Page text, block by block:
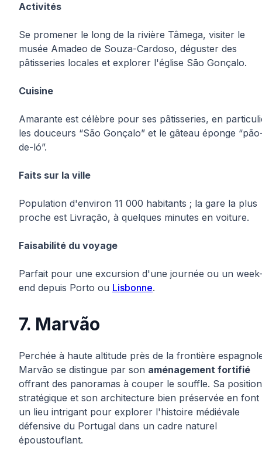
Activités
Se promener le long de la rivière Tâmega, visiter le
musée Amadeo de Souza-Cardoso, déguster des
pâtisseries locales et explorer l'église São Gonçalo.
Cuisine
Amarante est célèbre pour ses pâtisseries, en
les douceurs “São Gonçalo” et le gâteau éponge
de-ló”.
Faits sur la ville
Population d'environ 11 000 habitants ; la gare la plus
proche est Livração, à quelques minutes en voiture.
Faisabilité du voyage
Parfait pour une excursion d'une journée ou un
end depuis Porto ou Lisbonne.
7. Marvão
Perchée à haute altitude près de la frontière
Marvão se distingue par son aménagement fortifié
offrant des panoramas à couper le souffle. Sa position
stratégique et son architecture bien préservée en font
un lieu intrigant pour explorer l'histoire médiévale
défensive du Portugal dans un cadre naturel
époustouflant.